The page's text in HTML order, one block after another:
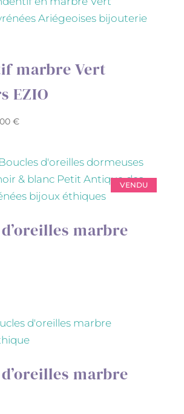
marbre Vert
EZIO
€
VENDU
marbre
marbre